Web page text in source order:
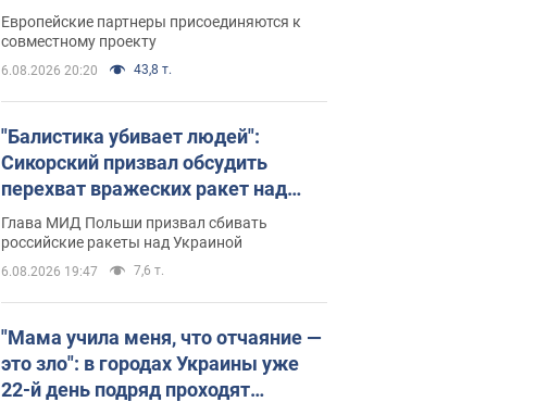
поддержке аграриев. Видео
Европейские партнеры присоединяются к
совместному проекту
6.08.2026 20:20 43,8 т.
"Балистика убивает людей":
Сикорский призвал обсудить
перехват вражеских ракет над
Украиной
Глава МИД Польши призвал сбивать
российские ракеты над Украиной
6.08.2026 19:47 7,6 т.
"Мама учила меня, что отчаяние —
это зло": в городах Украины уже
22-й день подряд проходят